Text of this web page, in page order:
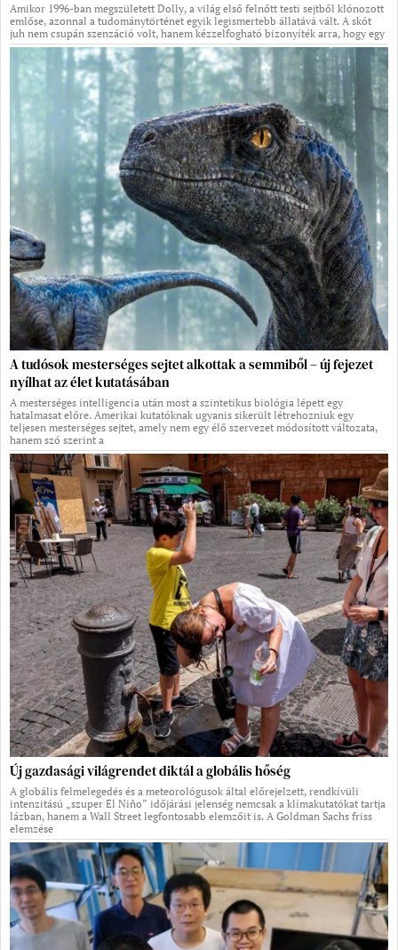
Amikor 1996-ban megszületett Dolly, a világ első felnőtt testi sejtből klónozott
emlőse, azonnal a tudománytörténet egyik legismertebb állatává vált. A skót
juh nem csupán szenzáció volt, hanem kézzelfogható bizonyíték arra, hogy egy
A tudósok mesterséges sejtet alkottak a semmiből – új fejezet
nyílhat az élet kutatásában
A mesterséges intelligencia után most a szintetikus biológia lépett egy
hatalmasat előre. Amerikai kutatóknak ugyanis sikerült létrehozniuk egy
teljesen mesterséges sejtet, amely nem egy élő szervezet módosított változata,
hanem szó szerint a
Új gazdasági világrendet diktál a globális hőség
A globális felmelegedés és a meteorológusok által előrejelzett, rendkívüli
intenzitású „szuper El Niño” időjárási jelenség nemcsak a klímakutatókat tartja
lázban, hanem a Wall Street legfontosabb elemzőit is. A Goldman Sachs friss
elemzése